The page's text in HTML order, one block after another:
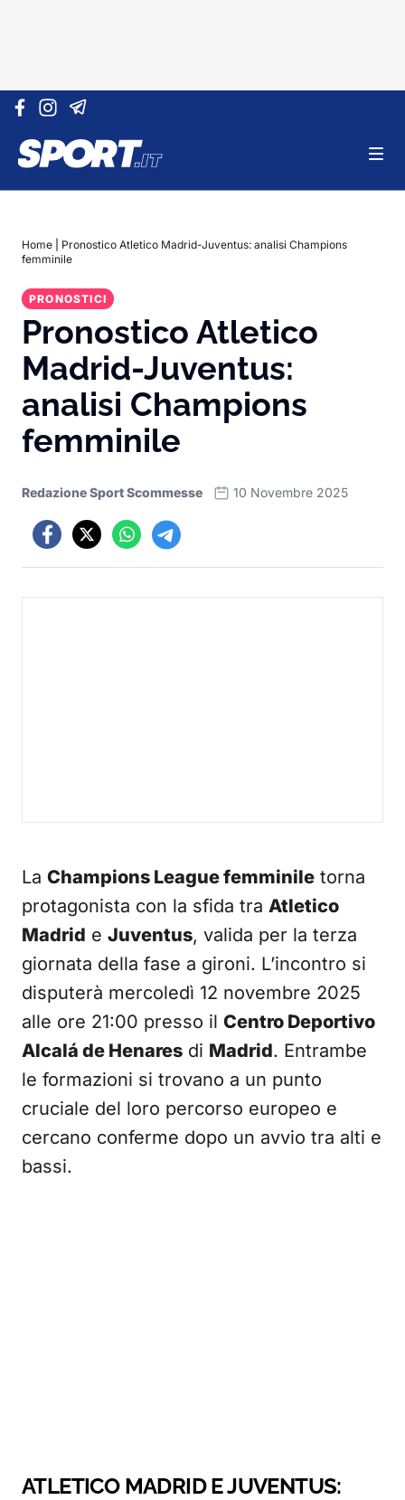
Vai al contenuto
Home
Pronostico Atletico Madrid-Juventus: analisi Champions
femminile
PRONOSTICI
Pronostico Atletico
Madrid-Juventus:
analisi Champions
femminile
Redazione Sport Scommesse 10 Novembre 2025
La Champions League femminile torna
protagonista con la sfida tra Atletico
Madrid e Juventus, valida per la terza
giornata della fase a gironi. L’incontro si
disputerà mercoledì 12 novembre 2025
alle ore 21:00 presso il Centro Deportivo
Alcalá de Henares di Madrid. Entrambe
le formazioni si trovano a un punto
cruciale del loro percorso europeo e
cercano conferme dopo un avvio tra alti e
bassi.
ATLETICO MADRID E JUVENTUS: